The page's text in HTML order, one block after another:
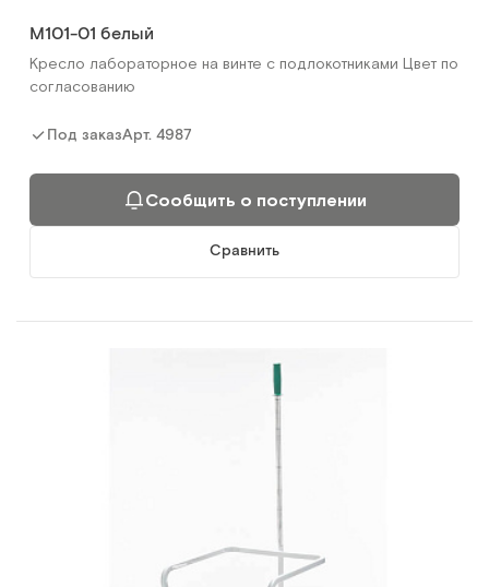
М101-01 белый
Кресло лабораторное на винте с подлокотниками Цвет по
согласованию
Под заказАрт. 4987
Сообщить о поступлении
Сравнить